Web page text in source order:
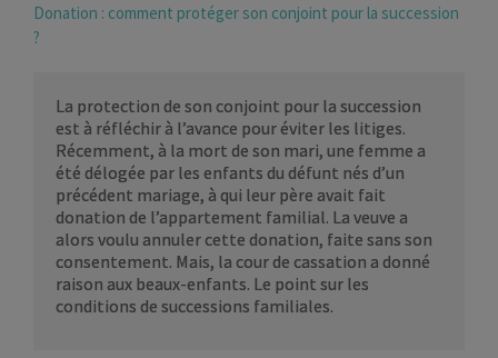
Donation : comment protéger son conjoint pour la succession
?
La protection de son conjoint pour la succession
est à réfléchir à l’avance pour éviter les litiges.
Récemment, à la mort de son mari, une femme a
été délogée par les enfants du défunt nés d’un
précédent mariage, à qui leur père avait fait
donation de l’appartement familial. La veuve a
alors voulu annuler cette donation, faite sans son
consentement. Mais, la cour de cassation a donné
raison aux beaux-enfants. Le point sur les
conditions de successions familiales.